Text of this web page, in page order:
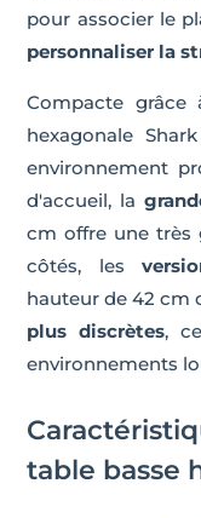
pour associer le
personnaliser la
Compacte grâce
hexagonale
environnement
d'accueil, la
cm offre une très
côtés, les
hauteur de 42 cm
plus discrètes,
environnements
table basse